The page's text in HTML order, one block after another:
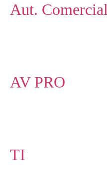
Aut. Comercial
AV PRO
TI